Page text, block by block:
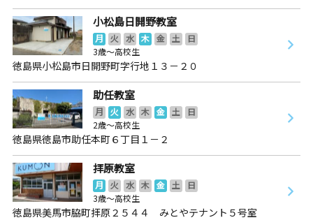
小松島日開野教室
月 火 水 木 金 土
日
3歳～高校生
徳島県小松島市日開野町字行地１３－２０
助任教室
月 火 水 木 金 土
日
2歳～高校生
徳島県徳島市助任本町６丁目１－２
拝原教室
月 火 水 木 金 土
日
3歳～高校生
徳島県美馬市脇町拝原２５４４ みとやテナント５号室